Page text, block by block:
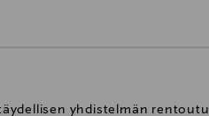
yhdistelmän